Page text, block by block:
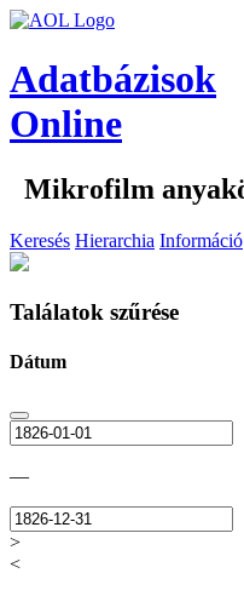
Adatbázisok
Online
Mikrofilm
Keresés Hierarchia Információ
Találatok szűrése
Dátum
—
>
<